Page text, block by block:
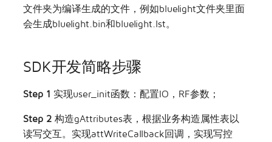
文件夹为编译生成的文件，例如bluelight文件夹里面
会生成bluelight.bin和bluelight.lst。
SDK开发简略步骤
Step 1 实现user_init函数：配置IO，RF参数；
Step 2 构造gAttributes表，根据业务构造属性表以
读写交互。实现attWriteCallback回调，实现写控